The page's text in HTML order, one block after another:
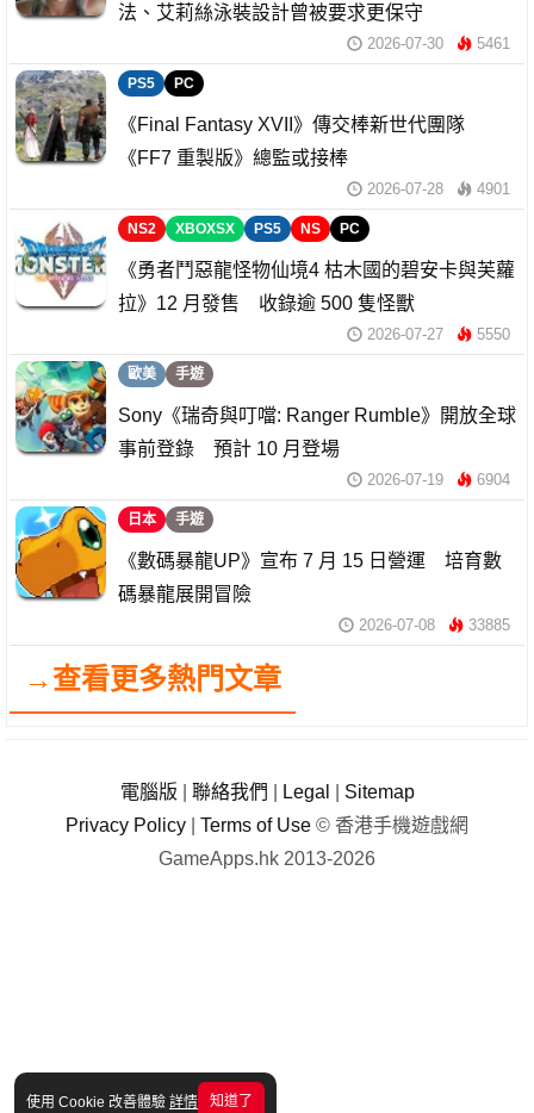
使用 Cookie 改善體驗 詳情 知道了
法、艾莉絲泳裝設計曾被要求更保守
2026-07-30 5461
PS5 PC
《Final Fantasy XVII》傳交棒新世代團隊
《FF7 重製版》總監或接棒
2026-07-28 4901
NS2 XBOXSX PS5 NS PC
《勇者鬥惡龍怪物仙境4 枯木國的碧安卡與芙蘿
拉》12 月發售 收錄逾 500 隻怪獸
2026-07-27 5550
歐美 手遊
Sony《瑞奇與叮噹: Ranger Rumble》開放全球
事前登錄 預計 10 月登場
2026-07-19 6904
日本 手遊
《數碼暴龍UP》宣布 7 月 15 日營運 培育數
碼暴龍展開冒險
2026-07-08 33885
→查看更多熱門文章
電腦版 聯絡我們 Legal
Sitemap
Privacy Policy
Terms of Use © 香港手機遊戲網
GameApps.hk 2013-2026